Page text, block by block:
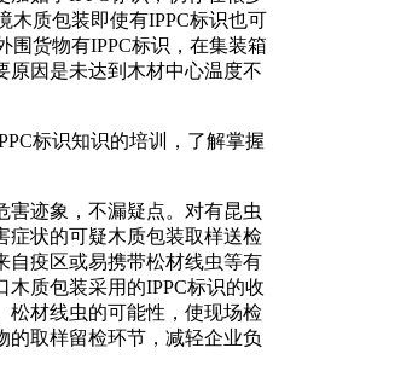
木质包装即使有IPPC标识也可
围货物有IPPC标识，在集装箱
原因是未达到木材中心温度不
标识知识的培训，了解掌握
害迹象，不漏疑点。对有昆虫
症状的可疑木质包装取样送检
自疫区或易携带松材线虫等有
质包装采用的IPPC标识的收
松材线虫的可能性，使现场检
的取样留检环节，减轻企业负